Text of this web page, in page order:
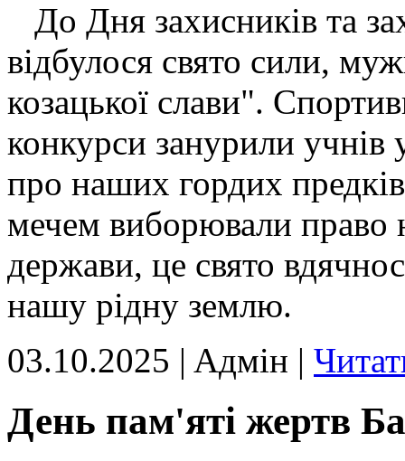
До Дня захисників та
відбулося свято сили,
козацької слави".
конкурси занурили учнів
про наших гордих
мечем виборювали право
держави, це свято
нашу рідну землю.
03.10.2025 | Aдмін |
День пам'яті жертв